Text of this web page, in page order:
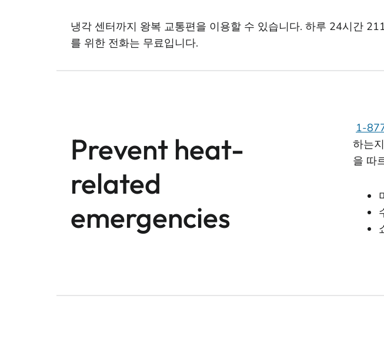
냉각 센터까지 왕복 교통편을 이용할 수 있습니다. 하루 24시간
를 위한 전화는 무료입니다.
Prevent heat-
related
emergencies
1-
하는
을 따